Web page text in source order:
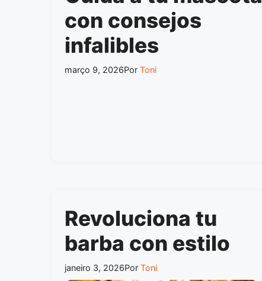
con consejos
infalibles
março 9, 2026Por Toni
Revoluciona tu
barba con estilo
janeiro 3, 2026Por Toni